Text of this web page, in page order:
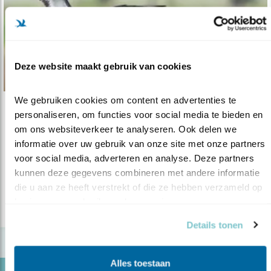
Deze website maakt gebruik van cookies
We gebruiken cookies om content en advertenties te
personaliseren, om functies voor social media te bieden en
om ons websiteverkeer te analyseren. Ook delen we
informatie over uw gebruik van onze site met onze partners
voor social media, adverteren en analyse. Deze partners
kunnen deze gegevens combineren met andere informatie
die u aan ze heeft verstrekt of die ze hebben verzameld op
Details tonen
Alles toestaan
Nieuws
Investeren in natuur loont
30.11.2312 milieu – en natuurorganisaties roepen
politiek op.